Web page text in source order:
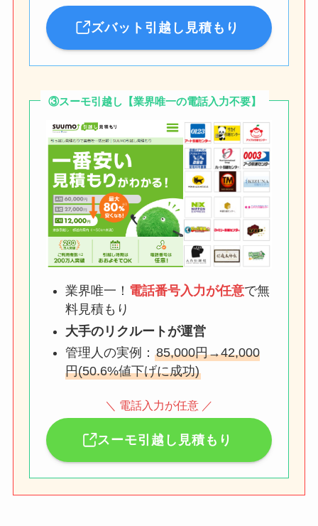
ズバット引越し見積もり
③スーモ引越し【業界唯一の電話入力不要】
業界唯一！ 電話番号入力が任意で無
料見積もり
大手のリクルートが運営
管理人の実例： 85,000円→42,000
円(50.6%値下げに成功)
＼ 電話入力が任意 ／
スーモ引越し見積もり